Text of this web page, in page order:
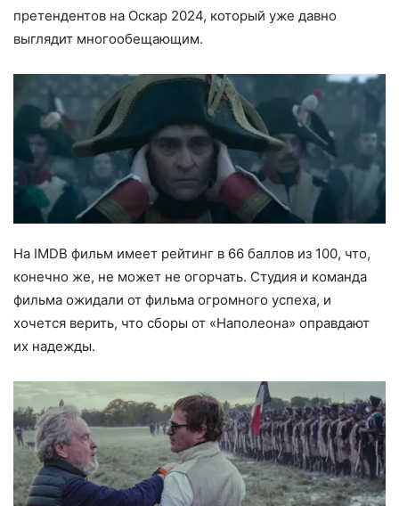
претендентов на Оскар 2024, который уже давно
выглядит многообещающим.
На IMDB фильм имеет рейтинг в 66 баллов из 100, что,
конечно же, не может не огорчать. Студия и команда
фильма ожидали от фильма огромного успеха, и
хочется верить, что сборы от «Наполеона» оправдают
их надежды.